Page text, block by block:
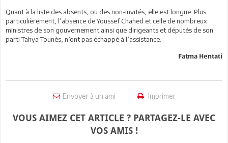
Quant à la liste des absents, ou des non-invités, elle est longue. Plus
particulièrement, l’absence de Youssef Chahed et celle de nombreux
ministres de son gouvernement ainsi que dirigeants et députés de son
parti Tahya Tounès, n’ont pas échappé à l’assistance.
Fatma Hentati
Envoyer à un ami Imprimer
VOUS AIMEZ CET ARTICLE ? PARTAGEZ-LE AVEC
VOS AMIS !